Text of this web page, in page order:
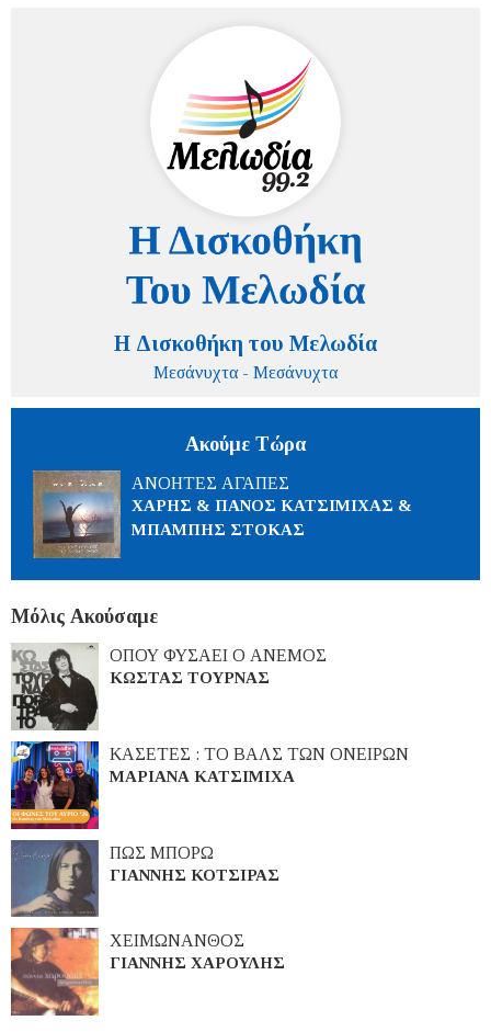
Η Δισκοθήκη του Μελωδία
Μεσάνυχτα - Μεσάνυχτα
Ακούμε Τώρα
ΑΝΟΗΤΕΣ ΑΓΑΠΕΣ
ΧΑΡΗΣ & ΠΑΝΟΣ ΚΑΤΣΙΜΙΧΑΣ &
ΜΠΑΜΠΗΣ ΣΤΟΚΑΣ
Μόλις Ακούσαμε
ΟΠΟΥ ΦΥΣΑΕΙ Ο ΑΝΕΜΟΣ
ΚΩΣΤΑΣ ΤΟΥΡΝΑΣ
ΚΑΣΕΤΕΣ : ΤΟ ΒΑΛΣ ΤΩΝ ΟΝΕΙΡΩΝ
ΜΑΡΙΑΝΑ ΚΑΤΣΙΜΙΧΑ
ΠΩΣ ΜΠΟΡΩ
ΓΙΑΝΝΗΣ ΚΟΤΣΙΡΑΣ
ΧΕΙΜΩΝΑΝΘΟΣ
ΓΙΑΝΝΗΣ ΧΑΡΟΥΛΗΣ